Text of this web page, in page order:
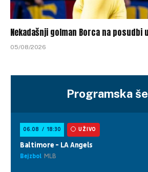
Nekadašnji golman Borca na posudbi
05/08/2026
Programska